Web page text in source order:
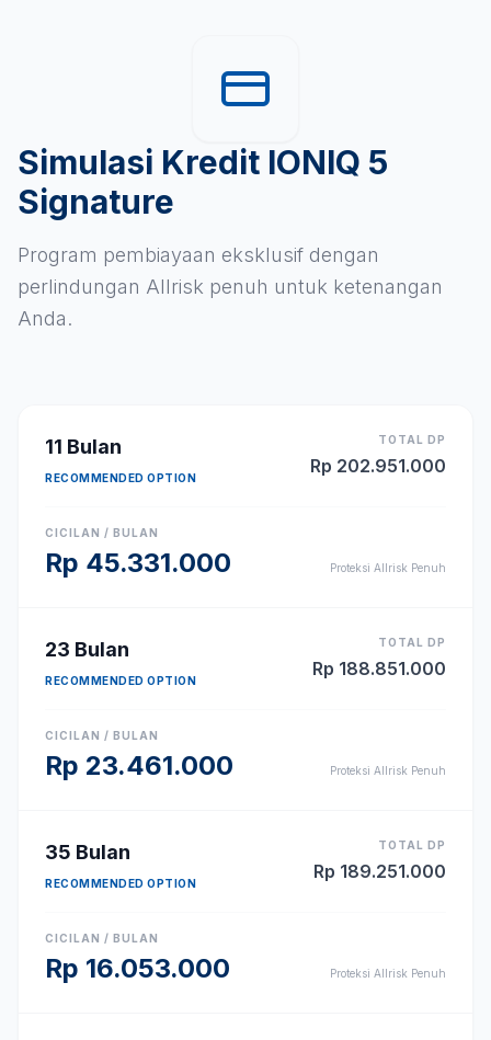
Simulasi Kredit IONIQ 5
Signature
Program pembiayaan eksklusif dengan
perlindungan Allrisk penuh untuk ketenangan
Anda.
11 Bulan
RECOMMENDED OPTION
TOTAL DP
Rp 202.951.000
CICILAN / BULAN
Rp 45.331.000 Proteksi Allrisk Penuh
23 Bulan
RECOMMENDED OPTION
TOTAL DP
Rp 188.851.000
CICILAN / BULAN
Rp 23.461.000 Proteksi Allrisk Penuh
35 Bulan
RECOMMENDED OPTION
TOTAL DP
Rp 189.251.000
CICILAN / BULAN
Rp 16.053.000 Proteksi Allrisk Penuh